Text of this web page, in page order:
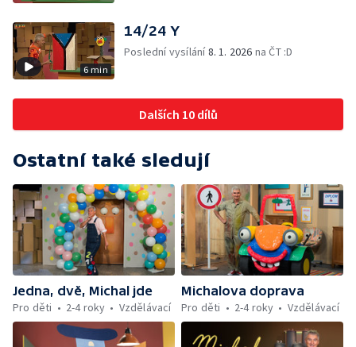
6 min
14/24 Y
Poslední vysílání8. 1. 2026 na ČT :D
Dalších 10 dílů
Ostatní také sledují
Jedna, dvě, Michal jde
Pro děti
2-4 roky Vzdělávací
Michalova doprava
Pro děti
2-4 roky Vzdělávací